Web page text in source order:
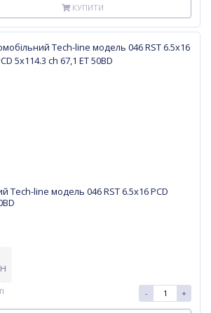
КУПИТИ
Tech-line модель 046 RST 6.5х16 PCD
- +